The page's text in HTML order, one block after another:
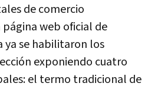
de comercio
web oficial de
ya se habilitaron los
exponiendo cuatro
el termo tradicional de